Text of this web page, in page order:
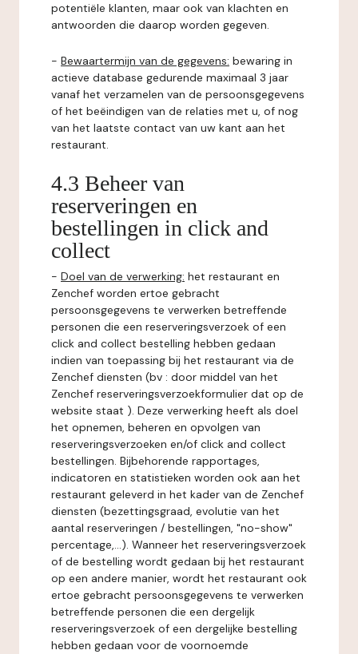
potentiële klanten, maar ook van klachten en
antwoorden die daarop worden gegeven.
- Bewaartermijn van de gegevens: bewaring in
actieve database gedurende maximaal 3 jaar
vanaf het verzamelen van de persoonsgegevens
of het beëindigen van de relaties met u, of nog
van het laatste contact van uw kant aan het
restaurant.
4.3 Beheer van
reserveringen en
bestellingen in click and
collect
- Doel van de verwerking: het restaurant en
Zenchef worden ertoe gebracht
persoonsgegevens te verwerken betreffende
personen die een reserveringsverzoek of een
click and collect bestelling hebben gedaan
indien van toepassing bij het restaurant via de
Zenchef diensten (bv : door middel van het
Zenchef reserveringsverzoekformulier dat op de
website staat ). Deze verwerking heeft als doel
het opnemen, beheren en opvolgen van
reserveringsverzoeken en/of click and collect
bestellingen. Bijbehorende rapportages,
indicatoren en statistieken worden ook aan het
restaurant geleverd in het kader van de Zenchef
diensten (bezettingsgraad, evolutie van het
aantal reserveringen / bestellingen, "no-show"
percentage,...). Wanneer het reserveringsverzoek
of de bestelling wordt gedaan bij het restaurant
op een andere manier, wordt het restaurant ook
ertoe gebracht persoonsgegevens te verwerken
betreffende personen die een dergelijk
reserveringsverzoek of een dergelijke bestelling
hebben gedaan voor de voornoemde